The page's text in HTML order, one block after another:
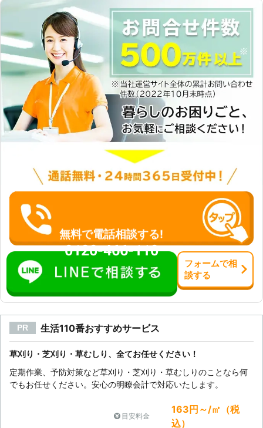
ください。
無料で電話相談する!
0120-466-110
フォームで相
談する
PR 生活110番おすすめサービス
草刈り・芝刈り・草むしり、全てお任せください！
定期作業、予防対策など草刈り・芝刈り・草むしりのことなら何
でもお任せください。安心の明瞭会計で対応いたします。
目安料金
163円～/㎡（税
込）